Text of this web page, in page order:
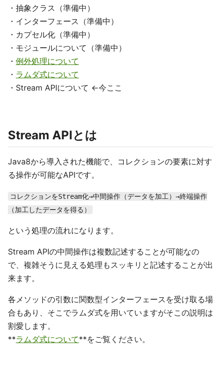
・抽象クラス（準備中）
・インターフェース（準備中）
・カプセル化（準備中）
・モジュールについて（準備中）
・ 例外処理について
・ ラムダ式について
・Stream APIについて ←今ここ
Stream APIとは
Java8から導入された機能で、コレクションの要素に対す
る操作が可能なAPIです。
コレクションをStream化→中間操作（データを加工）→終端操作
（加工したデータを得る）
という処理の流れになります。
Stream APIの中間操作は複数記述することが可能なの
で、複雑そうに見える処理もスッキリと記述することが出
来ます。
各メソッドの引数に関数型インターフェースを受け取る場
合もあり、そこでラムダ式を用いていますがそこの説明は
割愛します。
**ラムダ式について**をご覧ください。